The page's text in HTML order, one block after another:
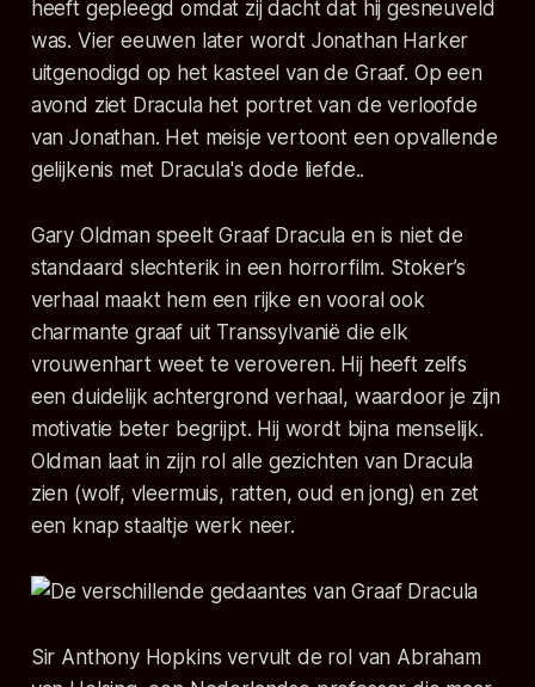
heeft gepleegd omdat zij dacht dat hij gesneuveld
was. Vier eeuwen later wordt Jonathan Harker
uitgenodigd op het kasteel van de Graaf. Op een
avond ziet Dracula het portret van de verloofde
van Jonathan. Het meisje vertoont een opvallende
gelijkenis met Dracula's dode liefde..
Gary Oldman speelt Graaf Dracula en is niet de
standaard slechterik in een horrorfilm. Stoker’s
verhaal maakt hem een rijke en vooral ook
charmante graaf uit Transsylvanië die elk
vrouwenhart weet te veroveren. Hij heeft zelfs
een duidelijk achtergrond verhaal, waardoor je zijn
motivatie beter begrijpt. Hij wordt bijna menselijk.
Oldman laat in zijn rol alle gezichten van Dracula
zien (wolf, vleermuis, ratten, oud en jong) en zet
een knap staaltje werk neer.
Sir Anthony Hopkins vervult de rol van Abraham